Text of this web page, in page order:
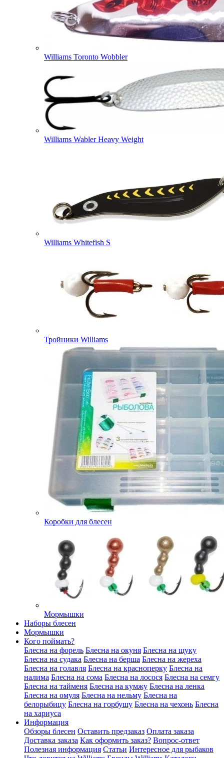
Williams Toronto Wobbler
Williams Wabler Heavy Weight
Williams Whitefish S
Тройники Williams
Коробки для блесен
Мормышки
Наборы блесен
Мормышки
Кого поймать?
Блесна на форель Блесна на окуня Блесна на щуку
Блесна на судака Блесна на берша Блесна на жереха
Блесна на голавля Блесна на красноперку Блесна на
налима Блесна на сома Блесна на лосося Блесна на семгу
Блесна на тайменя Блесна на кумжу Блесна на ленка
Блесна на омуля Блесна на нельму Блесна на
белорыбицу Блесна на горбушу Блесна на чехонь Блесна
на хариуса
Информация
Обзоры блесен Оставить предзаказ Оплата заказа
Доставка заказа Как оформить заказ? Вопрос-ответ
Полезная информация Статьи Интересное для рыбаков